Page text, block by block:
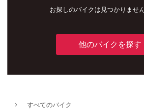
お探しのバイクは見つかりません
他のバイクを探す
すべてのバイク